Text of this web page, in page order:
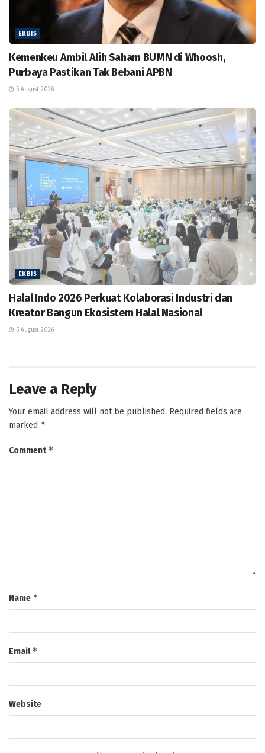
EKBIS
Kemenkeu Ambil Alih Saham BUMN di Whoosh,
Purbaya Pastikan Tak Bebani APBN
5 August 2026
EKBIS
Halal Indo 2026 Perkuat Kolaborasi Industri dan
Kreator Bangun Ekosistem Halal Nasional
5 August 2026
Leave a Reply
Your email address will not be published. Required fields are
marked *
Comment*
Name *
Email*
Website